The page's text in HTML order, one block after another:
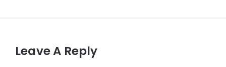
Leave A Reply